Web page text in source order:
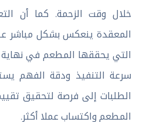
خلال وقت الزحمة. كما أن
المعقدة ينعكس بشكل مباشر
التي يحققها المطعم في نهاية
سرعة التنفيذ ودقة الفهم
الطلبات إلى فرصة لتحقيق
المطعم واكتساب عملا أكثر.